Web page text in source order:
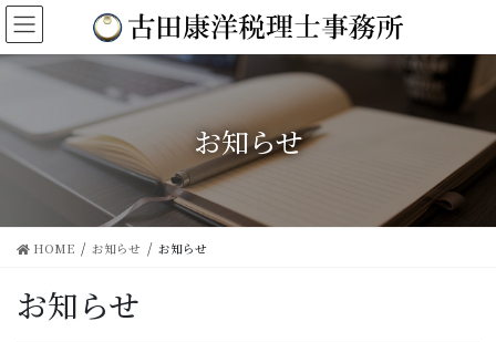
コ
ン
テ
に
移
ナ
ビ
ゲ
ョ
ン
お知らせ
HOME お知らせ お知らせ
お知らせ